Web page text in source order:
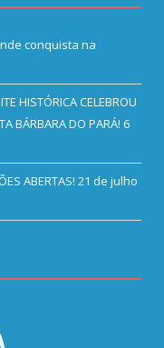
conquista na
HISTÓRICA CELEBROU
BÁRBARA DO PARÁ! 6
ABERTAS! 21 de julho